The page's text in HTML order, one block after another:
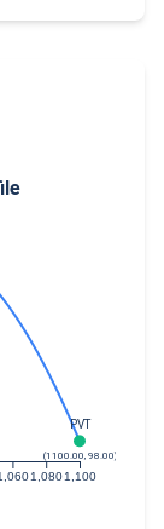
1,0801,100
PVT
(1100.00, 98.00)